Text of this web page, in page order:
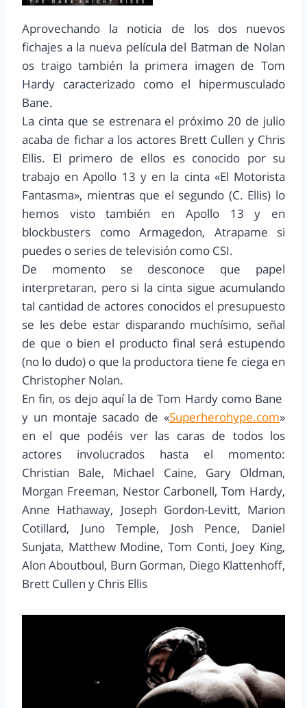
Aprovechando la noticia de los dos nuevos
fichajes a la nueva película del Batman de Nolan
os traigo también la primera imagen de Tom
Hardy caracterizado como el hipermusculado
Bane.
La cinta que se estrenara el próximo 20 de julio
acaba de fichar a los actores Brett Cullen y Chris
Ellis. El primero de ellos es conocido por su
trabajo en Apollo 13 y en la cinta «El Motorista
Fantasma», mientras que el segundo (C. Ellis) lo
hemos visto también en Apollo 13 y en
blockbusters como Armagedon, Atrapame si
puedes o series de televisión como CSI.
De momento se desconoce que papel
interpretaran, pero si la cinta sigue acumulando
tal cantidad de actores conocidos el presupuesto
se les debe estar disparando muchísimo, señal
de que o bien el producto final será estupendo
(no lo dudo) o que la productora tiene fe ciega en
Christopher Nolan.
En fin, os dejo aquí la de Tom Hardy como Bane
y un montaje sacado de «Superherohype.com»
en el que podéis ver las caras de todos los
actores involucrados hasta el momento:
Christian Bale, Michael Caine, Gary Oldman,
Morgan Freeman, Nestor Carbonell, Tom Hardy,
Anne Hathaway, Joseph Gordon-Levitt, Marion
Cotillard, Juno Temple, Josh Pence, Daniel
Sunjata, Matthew Modine, Tom Conti, Joey King,
Alon Aboutboul, Burn Gorman, Diego Klattenhoff,
Brett Cullen y Chris Ellis